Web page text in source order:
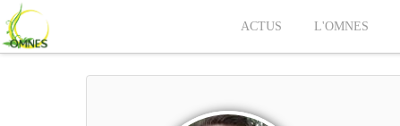
ACTUS L'OMNES